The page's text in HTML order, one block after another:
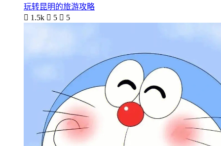
玩转昆明的旅游攻略
 1.5k  5  5